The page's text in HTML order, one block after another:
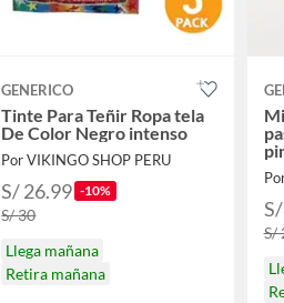
GENERICO
Tinte Para Teñir Ropa tela
De Color Negro intenso
Por VIKINGO SHOP PERU
S/ 26.99 -10%
S/ 30
Llega mañana
Retira mañana
S/